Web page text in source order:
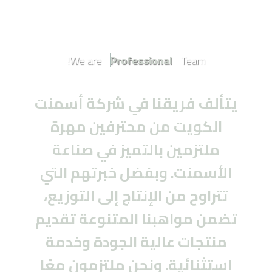
We are Professional Team!
يتألف فريقنا في شركة أسمنت
الكويت من محترفين مهرة
ملتزمين بالتميز في صناعة
الأسمنت. وبفضل خبرتهم التي
تتراوح من الإنتاج إلى التوزيع،
تضمن مواهبنا المتنوعة تقديم
منتجات عالية الجودة وخدمة
استثنائية. ونحن ملتزمون معًا